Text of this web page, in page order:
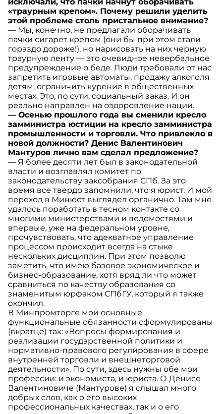
«траурным крепом». Почему решили уделить
этой проблеме столь пристальное внимание?
— Мы, конечно, не предлагали оборачивать
пачки сигарет крепом (они бы при этом стали
гораздо дороже!), но нарисовать на них черную
траурную ленту — это очевидное невербальное
предупреждение о беде. Люди требовали от нас
запретить игровые автоматы, продажу алкоголя
детям, ограничить курение в общественных
местах. Это, по сути, социальный заказ. И он
реально направлен на оздоровление нации.
— Осенью прошлого года вы сменили кресло
замминистра юстиции на кресло замминистра
промышленности и торговли. Что привлекло в
новой должности? Денис Валентинович
Мантуров лично вам сделал предложение?
— Я более десяти лет был в законодательной
власти и возглавлял комитет по
законодательству заксобрания СПб. За это
время все твердо запомнили, что я юрист. И мой
переход в Минюст выглядел органично. Там мне
удалось поработать в тесном контакте со
многими министерствами и ведомостями и
впервые, уже на федеральном уровне,
прочувствовать, что адекватное управление
процессом происходит всегда на стыке
нескольких дисциплин. При этом позволю
заметить, что имею базовое экономическое и
бизнес-образование, хотя вряд ли что может
сравниться по качеству образования со
знаменитым юрфаком СПбГУ, который я также
окончил.
В Минпромторге мои основные
функциональные обязанности сформулированы
(вкратце) так: «Вопросы формирования и
реализации государственной политики и
нормативно-правового регулирования в сфере
внутренней торговли и внешнеторговой
деятельности». По сути, здесь нужны обе мои
профессии: и экономиста, и юриста. О Денисе
Валентиновиче (Мантурове) я слышал много
добрых слов, как о его высоких
профессиональных качествах, так и о его